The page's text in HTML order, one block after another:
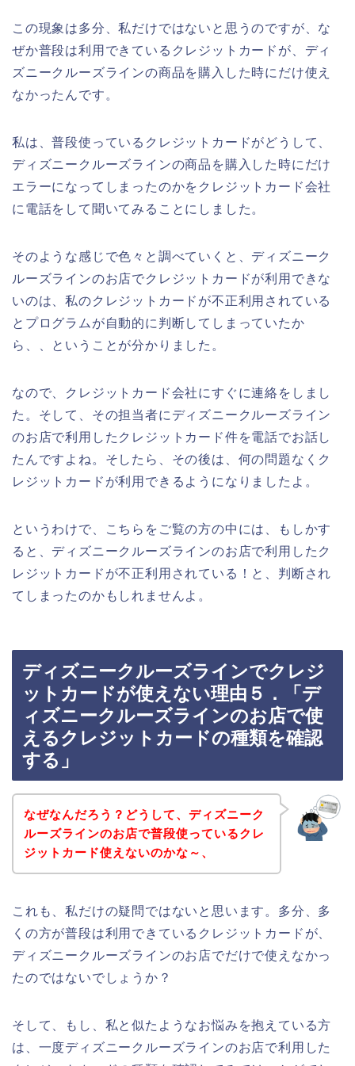
この現象は多分、私だけではないと思うのですが、な
ぜか普段は利用できているクレジットカードが、ディ
ズニークルーズラインの商品を購入した時にだけ使え
なかったんです。
私は、普段使っているクレジットカードがどうして、
ディズニークルーズラインの商品を購入した時にだけ
エラーになってしまったのかをクレジットカード会社
に電話をして聞いてみることにしました。
そのような感じで色々と調べていくと、ディズニーク
ルーズラインのお店でクレジットカードが利用できな
いのは、私のクレジットカードが不正利用されている
とプログラムが自動的に判断してしまっていたか
ら、、ということが分かりました。
なので、クレジットカード会社にすぐに連絡をしまし
た。そして、その担当者にディズニークルーズライン
のお店で利用したクレジットカード件を電話でお話し
たんですよね。そしたら、その後は、何の問題なくク
レジットカードが利用できるようになりましたよ。
というわけで、こちらをご覧の方の中には、もしかす
ると、ディズニークルーズラインのお店で利用したク
レジットカードが不正利用されている！と、判断され
てしまったのかもしれませんよ。
ディズニークルーズラインでクレジ
ットカードが使えない理由５．「デ
ィズニークルーズラインのお店で使
えるクレジットカードの種類を確認
する」
なぜなんだろう？どうして、ディズニーク
ルーズラインのお店で普段使っているクレ
ジットカード使えないのかな～、
これも、私だけの疑問ではないと思います。多分、多
くの方が普段は利用できているクレジットカードが、
ディズニークルーズラインのお店でだけで使えなかっ
たのではないでしょうか？
そして、もし、私と似たようなお悩みを抱えている方
は、一度ディズニークルーズラインのお店で利用した